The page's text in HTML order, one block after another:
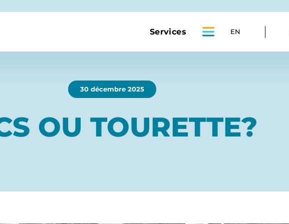
Services EN
30 décembre 2025
OU TOURETTE?